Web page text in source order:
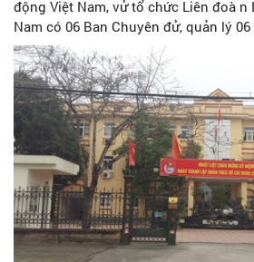
động Việt Nam, vử tổ chức Liên đoà
Nam có 06 Ban Chuyên đử, quản lý
huyện, thà nh phố; 05 Công đoà n
viên chức, 01 công đoà n các khu
Trung cấp nghử KT- KT Hà Nam, số
chuyên trách toà n tỉnh gồm 80 đồng
bộ giáo viên Trường Trung cấp nghử